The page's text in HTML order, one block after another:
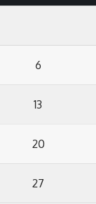
6
13
20
27